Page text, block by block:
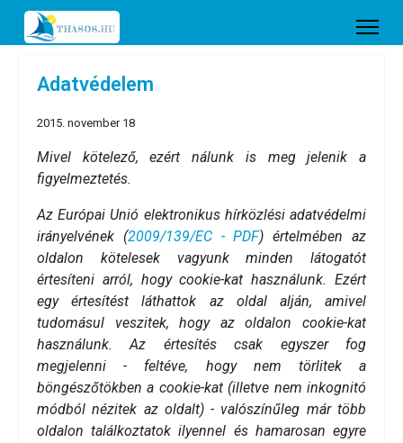
Adatvédelem
2015. november 18
Mivel kötelező, ezért nálunk is meg jelenik a
figyelmeztetés.
Az Európai Unió elektronikus hírközlési adatvédelmi
irányelvének (2009/139/EC - PDF) értelmében az
oldalon kötelesek vagyunk minden látogatót
értesíteni arról, hogy cookie-kat használunk. Ezért
egy értesítést láthattok az oldal alján, amivel
tudomásul veszitek, hogy az oldalon cookie-kat
használunk. Az értesítés csak egyszer fog
megjelenni - feltéve, hogy nem törlitek a
böngészőtökben a cookie-kat (illetve nem inkognitó
módból nézitek az oldalt) - valószínűleg már több
oldalon találkoztatok ilyennel és hamarosan egyre